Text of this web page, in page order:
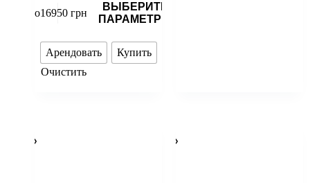
до16950 грн
ВЫБЕРИТЕ
ПАРАМЕТРЫ
Арендовать
Купить
Очистить